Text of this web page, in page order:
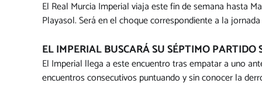
El Real Murcia Imperial viaja este fin de semana hasta
Playasol. Será en el choque correspondiente a la
EL IMPERIAL BUSCARÁ SU SÉPTIMO
El Imperial llega a este encuentro tras empatar a uno
encuentros consecutivos puntuando y sin conocer la